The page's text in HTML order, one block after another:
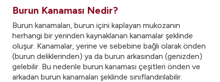
Burun Kanaması Nedir?
Burun kanamaları, burun içini kaplayan mukozanın
herhangi bir yerinden kaynaklanan kanamalar şeklinde
oluşur. Kanamalar, yerine ve sebebine bağlı olarak önden
(burun deliklerinden) ya da burun arkasından (genizden)
gelebilir. Bu nedenle burun kanaması çeşitleri önden ve
arkadan burun kanamaları şeklinde sınıflandırılabilir.